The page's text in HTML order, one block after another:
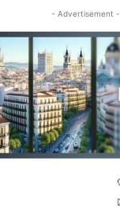
- Advertisement -